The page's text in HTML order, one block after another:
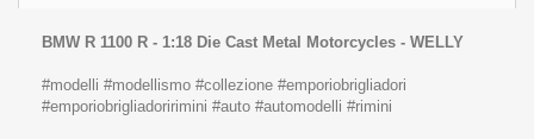
BMW R 1100 R - 1:18 Die Cast Metal Motorcycles - WELLY
#modelli #modellismo #collezione #emporiobrigliadori
#emporiobrigliadoririmini #auto #automodelli #rimini